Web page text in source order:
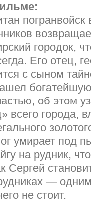
погранвойск
городок,
Его отец,
с сыном
об этом
всего города,
умирает под
на рудник,
Сергей
— одним
не стоит.